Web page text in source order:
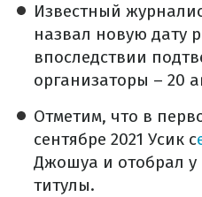
Известный
назвал новую дату
впоследствии
организаторы – 20
Отметим, что в
сентябре 2021 Усик с
Джошуа и отобрал у
титулы.